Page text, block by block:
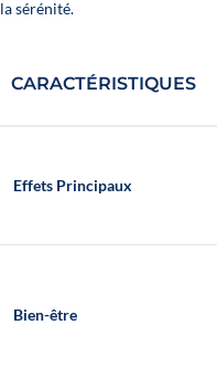
la sérénité.
CARACTÉRISTIQUES
Effets Principaux
Bien-être